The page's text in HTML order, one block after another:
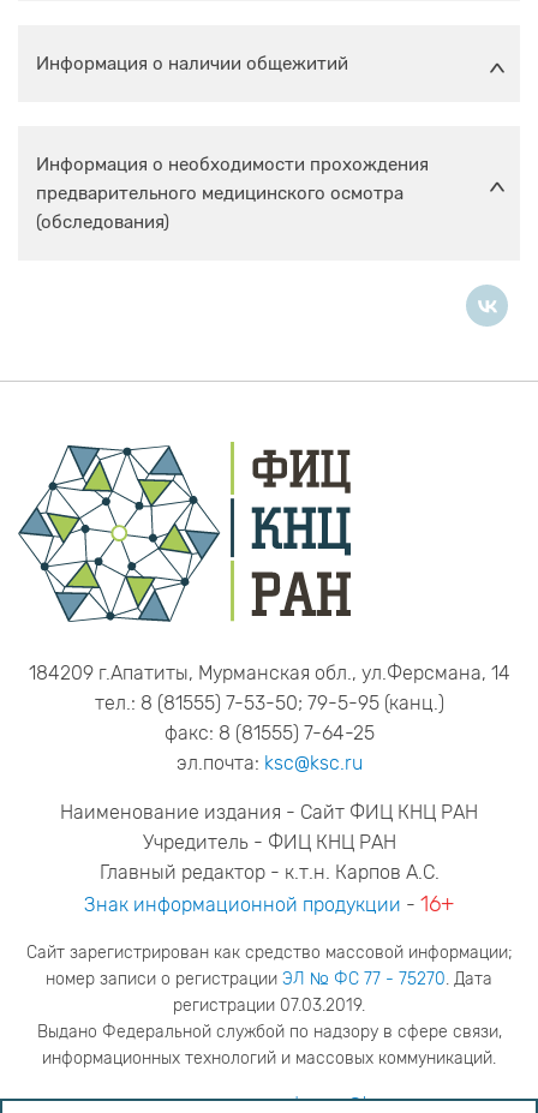
Информация о наличии общежитий
Информация о необходимости прохождения
предварительного медицинского осмотра
(обследования)
184209 г.Апатиты, Мурманская обл., ул.Ферсмана, 14
тел.: 8 (81555) 7-53-50; 79-5-95 (канц.)
факс: 8 (81555) 7-64-25
эл.почта: ksc@ksc.ru
Наименование издания - Сайт ФИЦ КНЦ РАН
Учредитель - ФИЦ КНЦ РАН
Главный редактор - к.т.н. Карпов А.С.
Знак информационной продукции - 16+
Сайт зарегистрирован как средство массовой информации;
номер записи о регистрации ЭЛ № ФС 77 - 75270. Дата
регистрации 07.03.2019.
Выдано Федеральной службой по надзору в сфере связи,
информационных технологий и массовых коммуникаций.
адрес редакцииya.stogova@ksc.ru